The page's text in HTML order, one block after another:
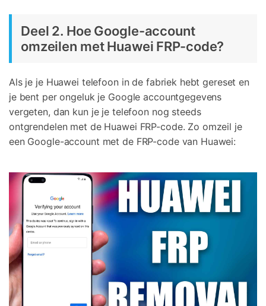
Deel 2. Hoe Google-account
omzeilen met Huawei FRP-code?
Als je je Huawei telefoon in de fabriek hebt gereset en
je bent per ongeluk je Google accountgegevens
vergeten, dan kun je je telefoon nog steeds
ontgrendelen met de Huawei FRP-code. Zo omzeil je
een Google-account met de FRP-code van Huawei: